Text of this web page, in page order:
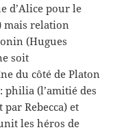
d’Alice pour le
mais relation
(Hugues
soit
du côté de Platon
philia (l’amitié des
Rebecca) et
les héros de